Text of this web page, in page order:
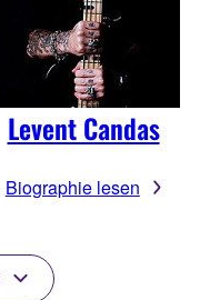
Levent Candas
Biographie lesen